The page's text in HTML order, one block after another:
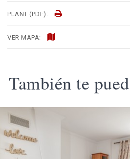
PLANT (PDF):
VER MAPA:
También te